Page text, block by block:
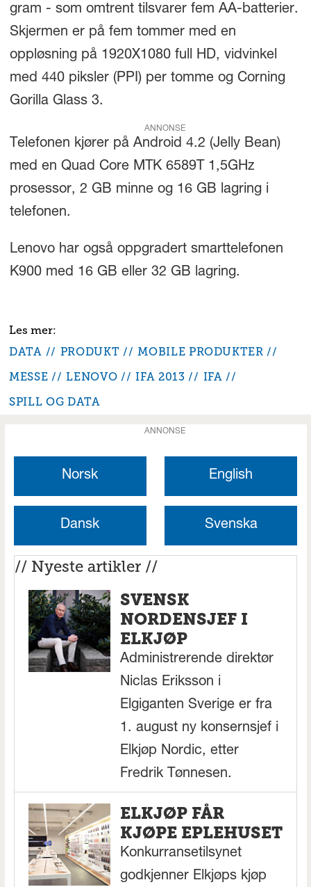
gram - som omtrent tilsvarer fem AA-batterier.
Skjermen er på fem tommer med en
oppløsning på 1920X1080 full HD, vidvinkel
med 440 piksler (PPI) per tomme og Corning
Gorilla Glass 3.
ANNONSE
Telefonen kjører på Android 4.2 (Jelly Bean)
med en Quad Core MTK 6589T 1,5GHz
prosessor, 2 GB minne og 16 GB lagring i
telefonen.
Lenovo har også oppgradert smarttelefonen
K900 med 16 GB eller 32 GB lagring.
DATA PRODUKT
MOBILE PRODUKTER
MESSE
LENOVO IFA 2013
IFA
SPILL OG DATA
ANNONSE
Norsk English
Dansk Svenska
// Nyeste artikler //
SVENSK
NORDENSJEF I
ELKJØP
Administrerende direktør
Niclas Eriksson i
Elgiganten Sverige er fra
1. august ny konsernsjef i
Elkjøp Nordic, etter
Fredrik Tønnesen.
ELKJØP FÅR
KJØPE EPLEHUSET
Konkurransetilsynet
godkjenner Elkjøps kjøp